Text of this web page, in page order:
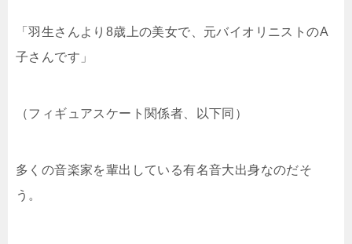
「羽生さんより8歳上の美女で、元バイオリニストのA
子さんです」
（フィギュアスケート関係者、以下同）
多くの音楽家を輩出している有名音大出身なのだそ
う。